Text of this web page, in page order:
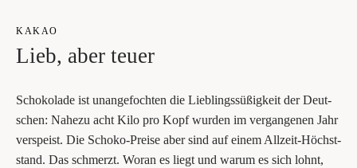
KAKAO
Lieb, aber teuer
Scho­ko­la­de ist unan­ge­foch­ten die Lieb­lings­sü­ßig­keit der Deut­
schen: Nahe­zu acht Kilo pro Kopf wur­den im ver­gan­ge­nen Jahr
ver­speist. Die Scho­ko-Prei­se aber sind auf einem All­zeit-Höchst­
stand. Das schmerzt. Wor­an es liegt und war­um es sich lohnt,